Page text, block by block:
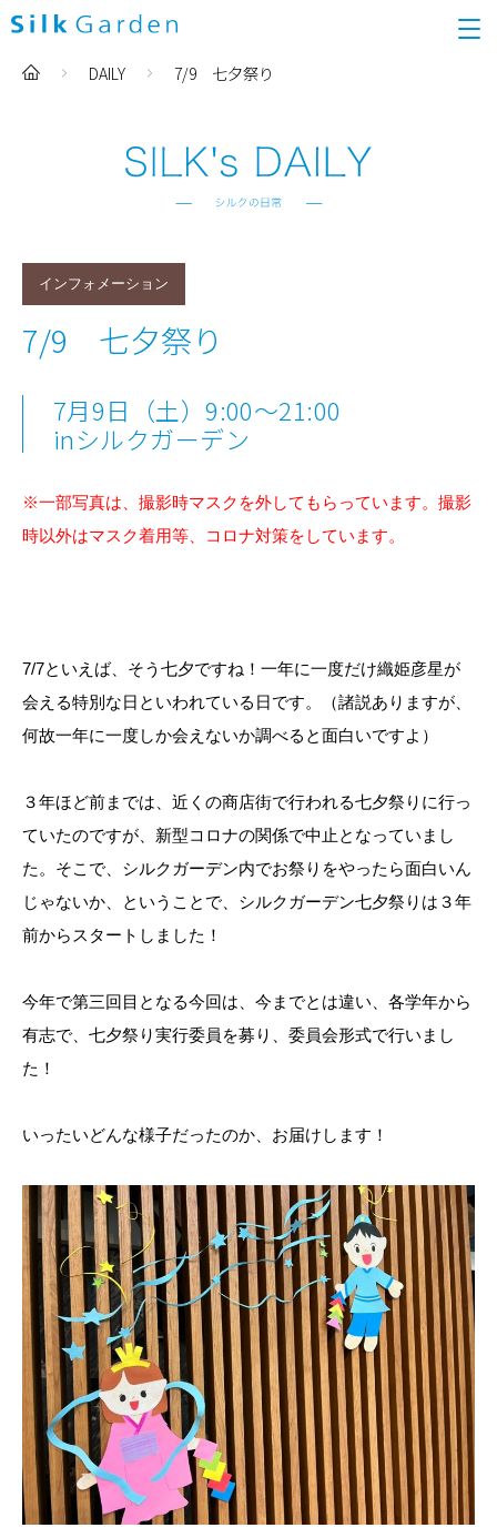
DAILY 7/9 七夕祭り
インフォメーション
7/9 七夕祭り
7月9日（土）9:00〜21:00
inシルクガーデン
※一部写真は、撮影時マスクを外してもらっています。撮影
時以外はマスク着用等、コロナ対策をしています。
7/7といえば、そう七夕ですね！一年に一度だけ織姫彦星が
会える特別な日といわれている日です。（諸説ありますが、
何故一年に一度しか会えないか調べると面白いですよ）
３年ほど前までは、近くの商店街で行われる七夕祭りに行っ
ていたのですが、新型コロナの関係で中止となっていまし
た。そこで、シルクガーデン内でお祭りをやったら面白いん
じゃないか、ということで、シルクガーデン七夕祭りは３年
前からスタートしました！
今年で第三回目となる今回は、今までとは違い、各学年から
有志で、七夕祭り実行委員を募り、委員会形式で行いまし
た！
いったいどんな様子だったのか、お届けします！